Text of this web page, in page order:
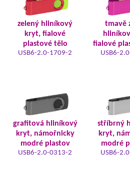
zelený hliníkový
kryt, fialové
plastové tělo
USB6-2.0-1709-2
tmavě
fialové
USB6-
grafitová hliníkový
kryt, námořnicky
modré plastov
USB6-2.0-0313-2
stříbrný
kryt,
modré
USB6-